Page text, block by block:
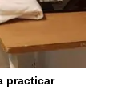
practicar